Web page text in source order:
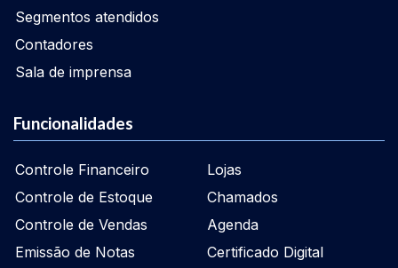
Segmentos atendidos
Contadores
Sala de imprensa
Funcionalidades
Controle Financeiro
Controle de Estoque
Controle de Vendas
Emissão de Notas
Lojas
Chamados
Agenda
Certificado Digital